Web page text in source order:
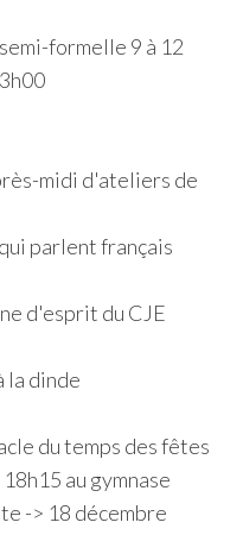
formelle 9 à 12
midi d'ateliers de
français
d'esprit du CJE
la dinde
du temps des fêtes
gymnase